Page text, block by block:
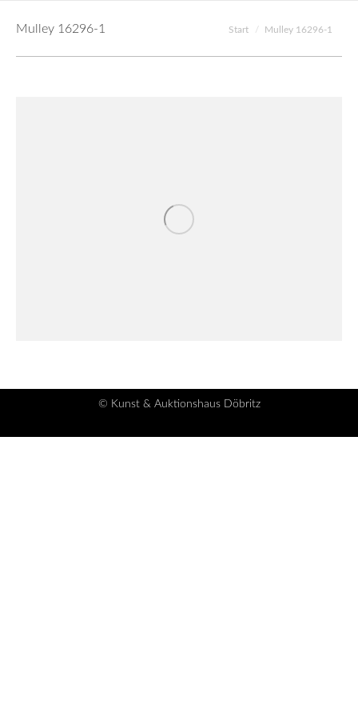
Mulley 16296-1 Sie befinden sich hier:
Start Mulley 16296-1
© Kunst & Auktionshaus Döbritz